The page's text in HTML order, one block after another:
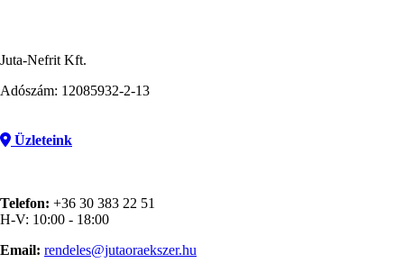
Juta-Nefrit Kft.
Adószám: 12085932-2-13
Üzleteink
Telefon: +36 30 383 22 51
H-V: 10:00 - 18:00
Email: rendeles@jutaoraekszer.hu